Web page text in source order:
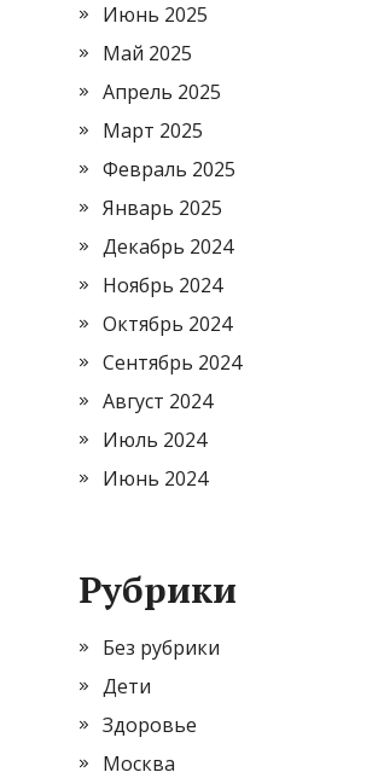
Июнь 2025
Май 2025
Апрель 2025
Март 2025
Февраль 2025
Январь 2025
Декабрь 2024
Ноябрь 2024
Октябрь 2024
Сентябрь 2024
Август 2024
Июль 2024
Июнь 2024
Рубрики
Без рубрики
Дети
Здоровье
Москва